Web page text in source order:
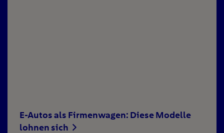
E-Autos als Firmenwagen: Diese Modelle
lohnen sich